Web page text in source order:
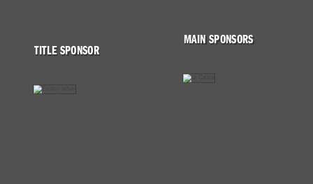
TITLE SPONSOR
MAIN SPONSORS